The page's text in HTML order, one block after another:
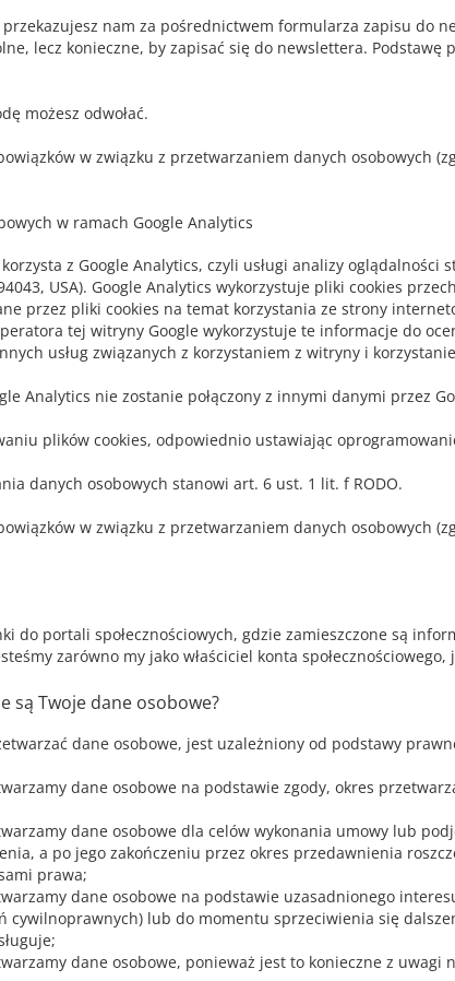
nam za pośrednictwem formularza zapisu do
lecz konieczne, by zapisać się do newslettera.
możesz odwołać.
w związku z przetwarzaniem danych osobowych
w ramach Google Analytics
z Google Analytics, czyli usługi analizy
USA). Google Analytics wykorzystuje pliki cookies
przez pliki cookies na temat korzystania ze strony
tej witryny Google wykorzystuje te informacje do
usług związanych z korzystaniem z witryny i
Analytics nie zostanie połączony z innymi danymi przez
plików cookies, odpowiednio ustawiając
danych osobowych stanowi art. 6 ust. 1 lit. f RODO.
w związku z przetwarzaniem danych osobowych
do portali społecznościowych, gdzie zamieszczone są
zarówno my jako właściciel konta
są Twoje dane osobowe?
dane osobowe, jest uzależniony od podstawy
dane osobowe na podstawie zgody, okres
dane osobowe dla celów wykonania umowy lub
a po jego zakończeniu przez okres przedawnienia
prawa;
dane osobowe na podstawie uzasadnionego
cywilnoprawnych) lub do momentu sprzeciwienia się
dane osobowe, ponieważ jest to konieczne z